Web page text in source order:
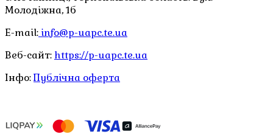
Молодіжна, 1б
E-mail: info@p-uapc.te.ua
Веб-сайт: https://p-uapc.te.ua
Інфо:Публічна оферта